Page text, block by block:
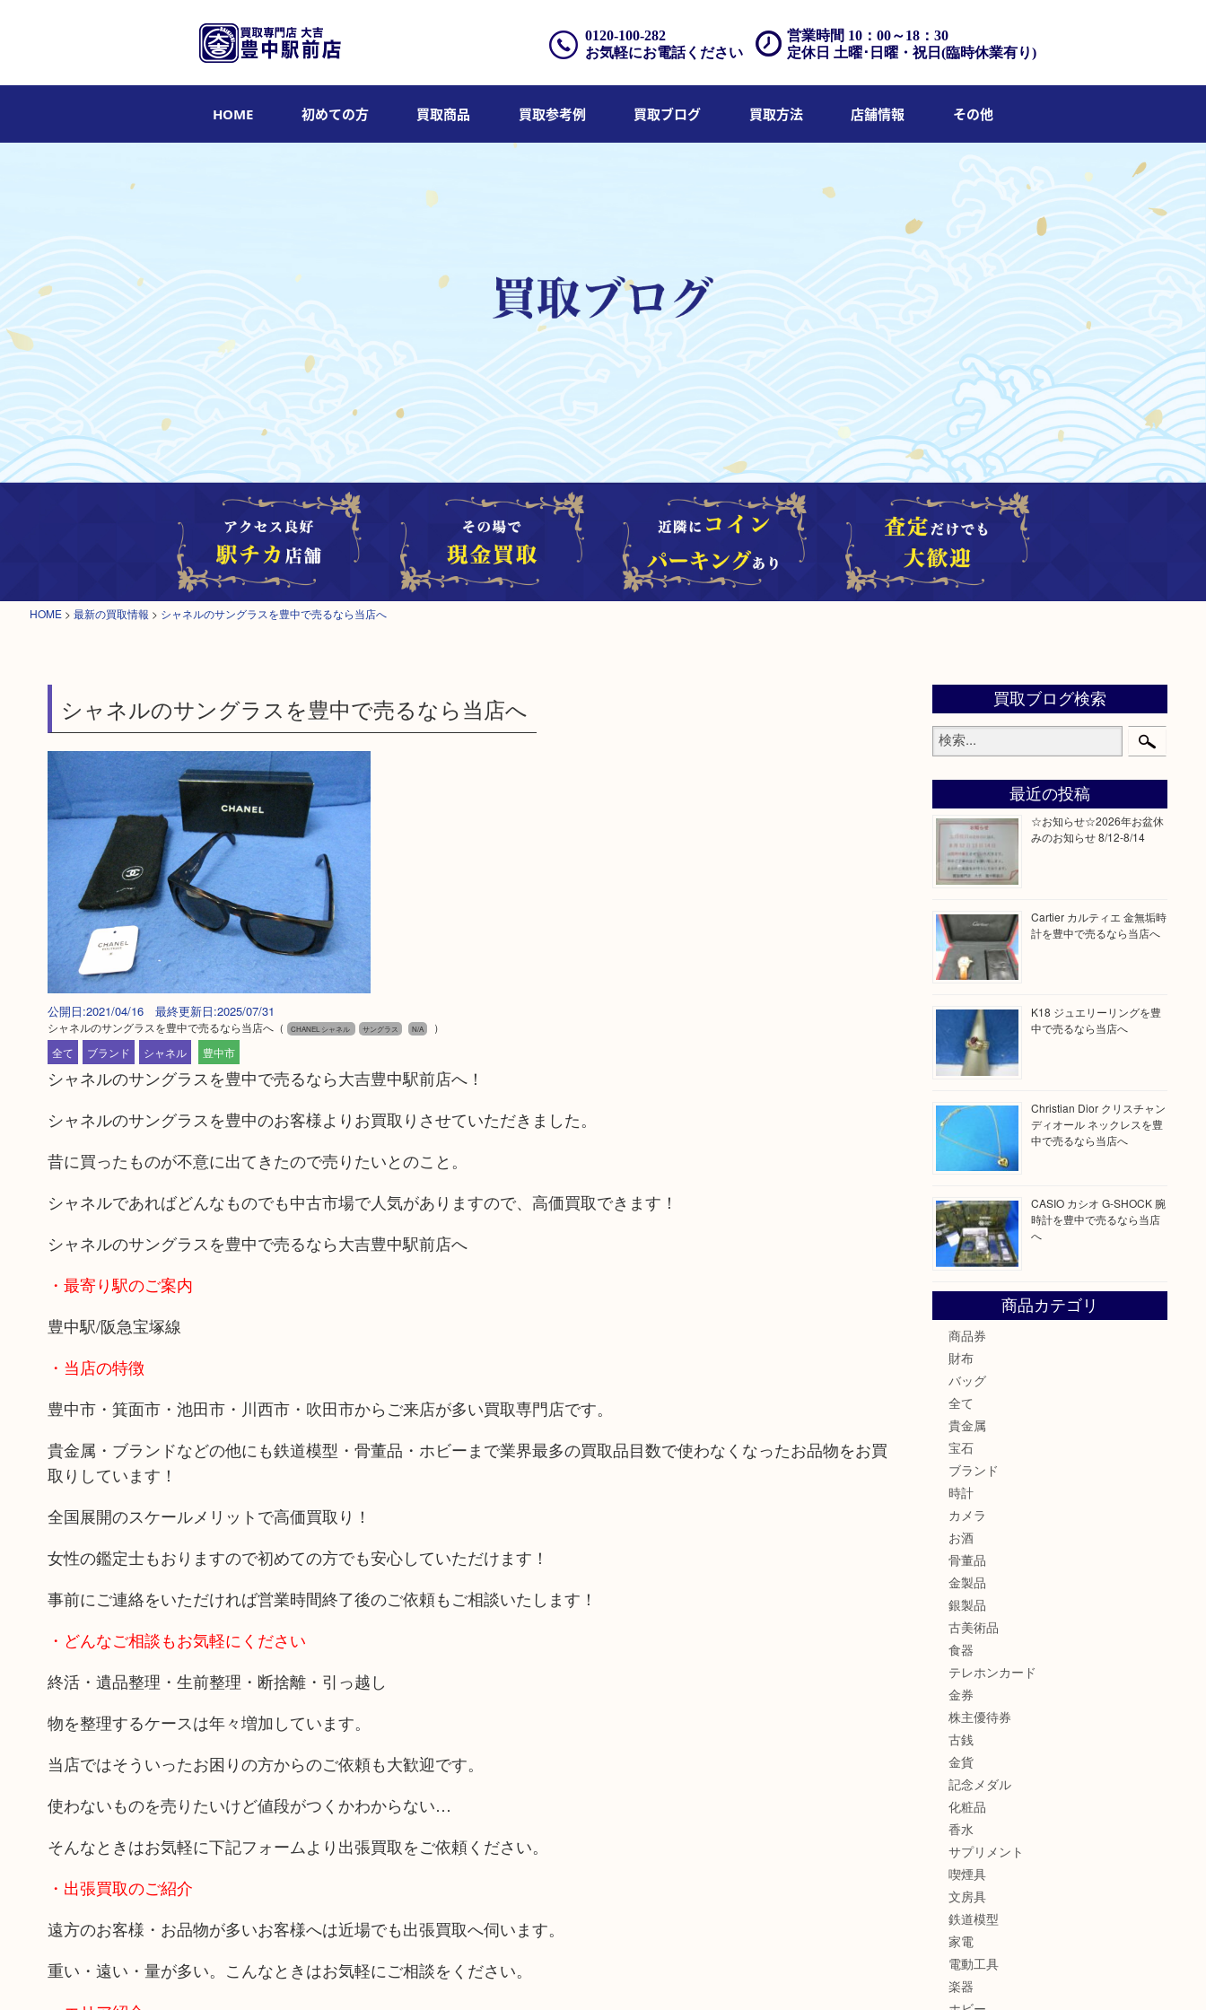
営業時間 10：00～18：30
定休日 土曜･日曜・祝日(臨時休業有り)
0120-100-282
お気軽にお電話ください
HOME 初めての方 買取商品 買取参考例 買取ブログ 買取方法 店舗情報 その他
HOME > 最新の買取情報 > シャネルのサングラスを豊中で売るなら当店へ
シャネルのサングラスを豊中で売るなら当店へ
公開日:2021/04/16 最終更新日:2025/07/31
シャネルのサングラスを豊中で売るなら当店へ（ CHANEL シャネル サングラス N/A
）
全て
ブランド シャネル 豊中市
シャネルのサングラスを豊中で売るなら大吉豊中駅前店へ！
シャネルのサングラスを豊中のお客様よりお買取りさせていただきました。
昔に買ったものが不意に出てきたので売りたいとのこと。
シャネルであればどんなものでも中古市場で人気がありますので、高価買取できます！
シャネルのサングラスを豊中で売るなら大吉豊中駅前店へ
・最寄り駅のご案内
豊中駅/阪急宝塚線
・当店の特徴
豊中市・箕面市・池田市・川西市・吹田市からご来店が多い買取専門店です。
貴金属・ブランドなどの他にも鉄道模型・骨董品・ホビーまで業界最多の買取品目数で使わなくなったお品物をお買
取りしています！
全国展開のスケールメリットで高価買取り！
女性の鑑定士もおりますので初めての方でも安心していただけます！
事前にご連絡をいただければ営業時間終了後のご依頼もご相談いたします！
・どんなご相談もお気軽にください
終活・遺品整理・生前整理・断捨離・引っ越し
物を整理するケースは年々増加しています。
当店ではそういったお困りの方からのご依頼も大歓迎です。
使わないものを売りたいけど値段がつくかわからない…
そんなときはお気軽に下記フォームより出張買取をご依頼ください。
・出張買取のご紹介
遠方のお客様・お品物が多いお客様へは近場でも出張買取へ伺います。
重い・遠い・量が多い。こんなときはお気軽にご相談をください。
買取ブログ検索
最近の投稿
☆お知らせ☆2026年お盆休
みのお知らせ 8/12-8/14
Cartier カルティエ 金無垢時
計を豊中で売るなら当店へ
K18 ジュエリーリングを豊
中で売るなら当店へ
Christian Dior クリスチャン
ディオール ネックレスを豊
中で売るなら当店へ
CASIO カシオ G-SHOCK 腕
時計を豊中で売るなら当店
へ
商品カテゴリ
商品券
財布
バッグ
全て
貴金属
宝石
ブランド
時計
カメラ
お酒
骨董品
金製品
銀製品
古美術品
食器
テレホンカード
金券
株主優待券
古銭
金貨
記念メダル
化粧品
香水
サプリメント
喫煙具
文房具
鉄道模型
家電
電動工具
楽器